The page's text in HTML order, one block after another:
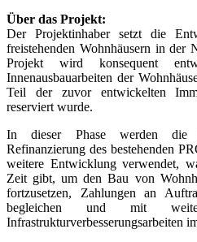
Über das Projekt:
Der Projektinhaber setzt die
freistehenden Wohnhäusern in der
Projekt wird konsequent
Innenausbauarbeiten der
Teil der zuvor entwickelten
reserviert wurde.
In dieser Phase werden die
Refinanzierung des bestehenden
weitere Entwicklung verwendet,
Zeit gibt, um den Bau von
fortzusetzen, Zahlungen an
begleichen und mit
Infrastrukturverbesserungsarbeiten